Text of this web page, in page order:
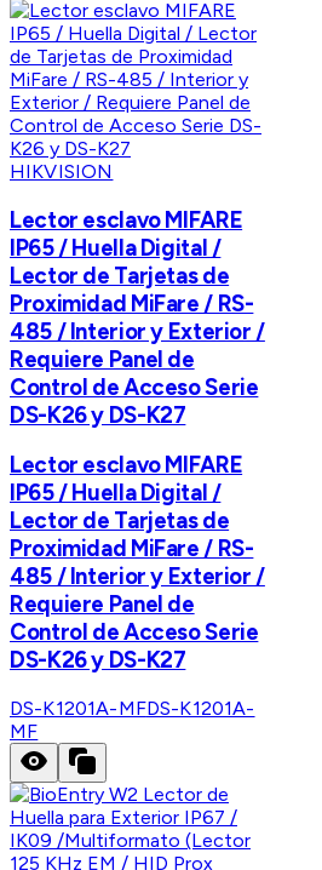
HIKVISION
Lector esclavo MIFARE
IP65 / Huella Digital /
Lector de Tarjetas de
Proximidad MiFare / RS-
485 / Interior y Exterior /
Requiere Panel de
Control de Acceso Serie
DS-K26 y DS-K27
Lector esclavo MIFARE
IP65 / Huella Digital /
Lector de Tarjetas de
Proximidad MiFare / RS-
485 / Interior y Exterior /
Requiere Panel de
Control de Acceso Serie
DS-K26 y DS-K27
DS-K1201A-MFDS-K1201A-
MF